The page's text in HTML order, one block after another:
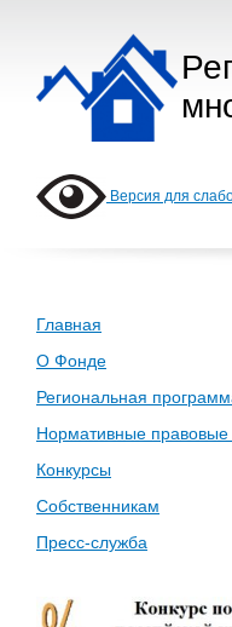
Версия для
Главная
О Фонде
Региональная
Нормативные правовые
Конкурсы
Собственникам
Пресс-служба